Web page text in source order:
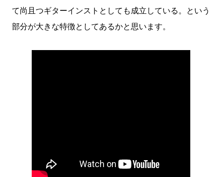
て尚且つギターインストとしても成立している。という
部分が大きな特徴としてあるかと思います。